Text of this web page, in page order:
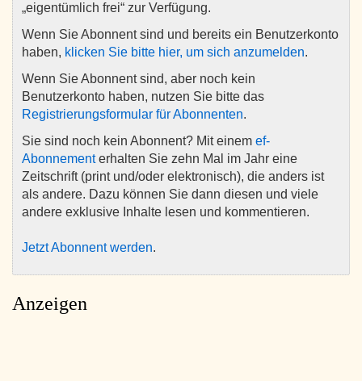
„eigentümlich frei“ zur Verfügung.
Wenn Sie Abonnent sind und bereits ein Benutzerkonto
haben, klicken Sie bitte hier, um sich anzumelden.
Wenn Sie Abonnent sind, aber noch kein
Benutzerkonto haben, nutzen Sie bitte das
Registrierungsformular für Abonnenten.
Sie sind noch kein Abonnent? Mit einem ef-
Abonnementerhalten Sie zehn Mal im Jahr eine
Zeitschrift (print und/oder elektronisch), die anders ist
als andere. Dazu können Sie dann diesen und viele
andere exklusive Inhalte lesen und kommentieren.
Jetzt Abonnent werden.
Anzeigen